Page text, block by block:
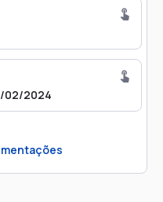
02/2024